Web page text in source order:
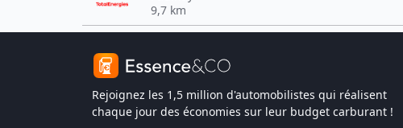
9,7 km
Rejoignez les 1,5 million d'automobilistes qui réalisent
chaque jour des économies sur leur budget carburant !